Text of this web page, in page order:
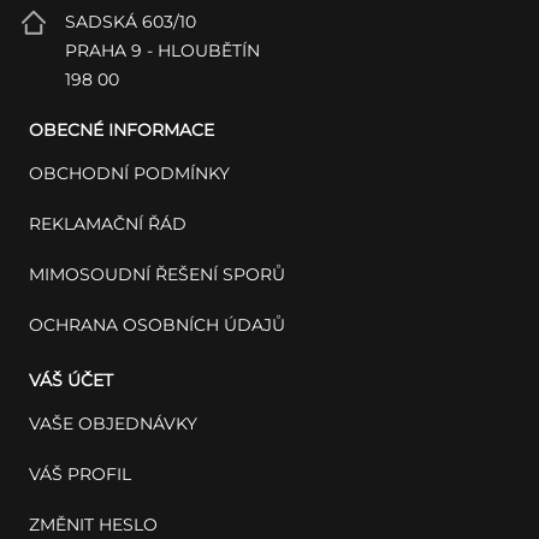
SADSKÁ 603/10
PRAHA 9 - HLOUBĚTÍN
198 00
OBECNÉ INFORMACE
OBCHODNÍ PODMÍNKY
REKLAMAČNÍ ŘÁD
MIMOSOUDNÍ ŘEŠENÍ SPORŮ
OCHRANA OSOBNÍCH ÚDAJŮ
VÁŠ ÚČET
VAŠE OBJEDNÁVKY
VÁŠ PROFIL
ZMĚNIT HESLO